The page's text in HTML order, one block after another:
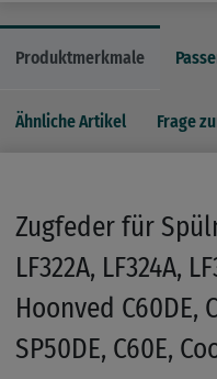
Produktmerkmale
Ähnliche Artikel Frage
Zugfeder für
LF322A, LF324A,
Hoonved C60DE,
SP50DE, C60E,